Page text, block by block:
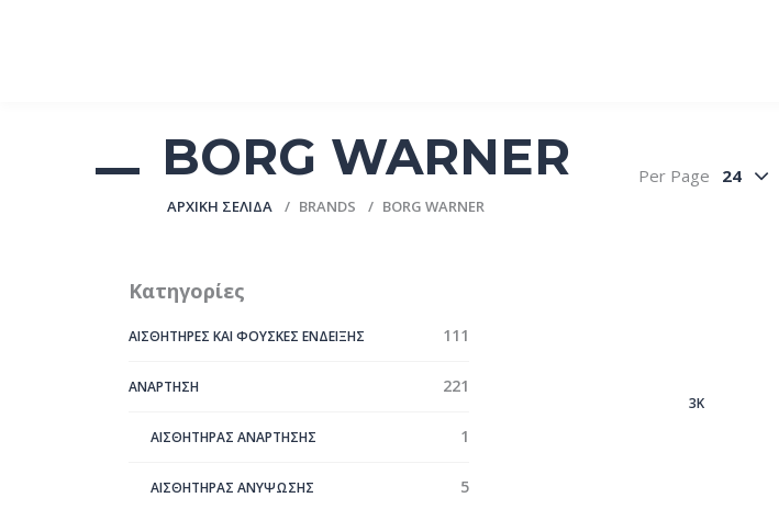
BORG WARNER
ΑΡΧΙΚΉ ΣΕΛΊΔΑ BRANDS BORG WARNER
Per Page 24
Κατηγορίες
ΑΙΣΘΗΤΗΡΕΣ ΚΑΙ ΦΟΥΣΚΕΣ ΕΝΔΕΙΞΗΣ 111
ΑΝΑΡΤΗΣΗ 221
ΑΙΣΘΗΤΗΡΑΣ ΑΝΑΡΤΗΣΗΣ 1
ΑΙΣΘΗΤΗΡΑΣ ΑΝΥΨΩΣΗΣ 5
3Κ